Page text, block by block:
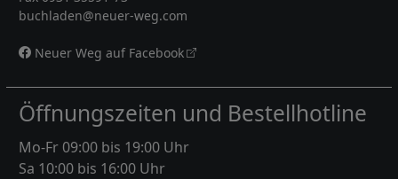
buchladen@neuer-weg.com
Neuer Weg auf Facebook
Öffnungszeiten und Bestellhotline
Mo-Fr 09:00 bis 19:00 Uhr
Sa 10:00 bis 16:00 Uhr